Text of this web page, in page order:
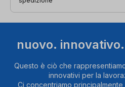
nuovo.
Questo è ciò che
innovativi per la
Ci concentriamo principalmente